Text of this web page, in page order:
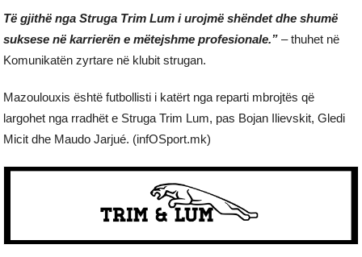
Të gjithë nga Struga Trim Lum i urojmë shëndet dhe shumë
suksese në karrierën e mëtejshme profesionale.” – thuhet në
Komunikatën zyrtare në klubit strugan.
Mazoulouxis është futbollisti i katërt nga reparti mbrojtës që
largohet nga rradhët e Struga Trim Lum, pas Bojan Ilievskit, Gledi
Micit dhe Maudo Jarjué. (infOSport.mk)